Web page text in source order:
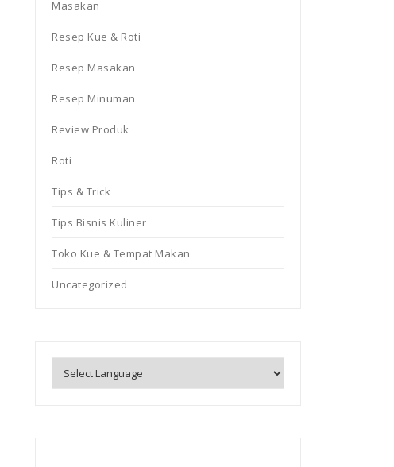
Masakan
Resep Kue & Roti
Resep Masakan
Resep Minuman
Review Produk
Roti
Tips & Trick
Tips Bisnis Kuliner
Toko Kue & Tempat Makan
Uncategorized